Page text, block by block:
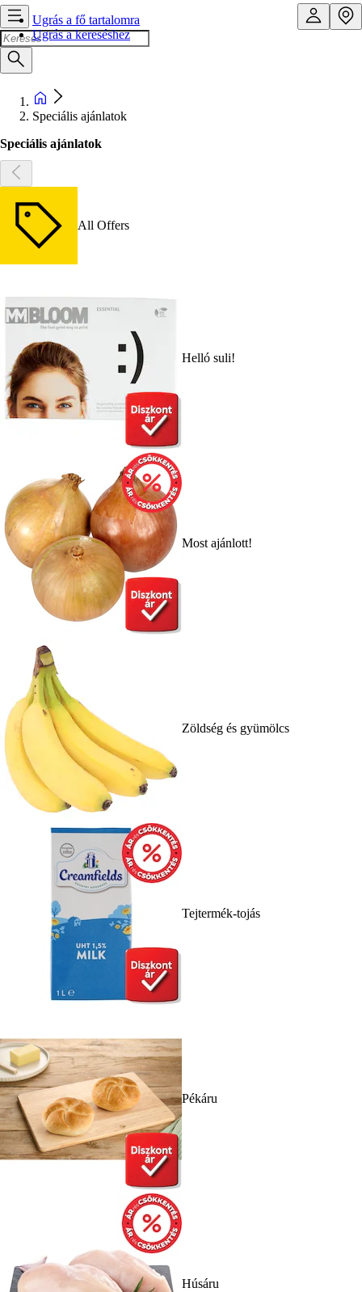
Ugrás a fő tartalomra
Ugrás a kereséshez
Speciális ajánlatok
Speciális ajánlatok
All Offers
Helló suli!
Most ajánlott!
Zöldség és gyümölcs
Tejtermék-tojás
Pékáru
Húsáru